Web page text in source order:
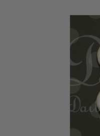
Art. nr. 1110-195GOUD
Informeer mij
Niet op voorraad